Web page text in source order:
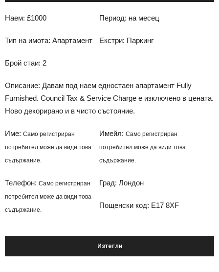
Наем: £1000 Период: на месец
Тип на имота: Апартамент Екстри: Паркинг
Брой стаи: 2
Описание: Давам под наем едностаен апартамент Fully
Furnished. Council Tax & Service Charge e изключено в цената.
Ново декорирано и в чисто състояние.
Име: Само регистриран
потребител може да види това
съдържание.
Имейл: Само регистриран
потребител може да види това
съдържание.
Телефон: Само регистриран
потребител може да види това
съдържание.
Град: Лондон
Пощенски код: E17 8XF
Изтегли